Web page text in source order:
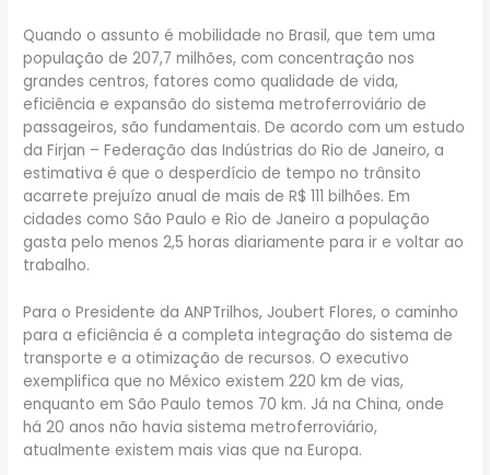
Quando o assunto é mobilidade no Brasil, que tem uma
população de 207,7 milhões, com concentração nos
grandes centros, fatores como qualidade de vida,
eficiência e expansão do sistema metroferroviário de
passageiros, são fundamentais. De acordo com um estudo
da Firjan – Federação das Indústrias do Rio de Janeiro, a
estimativa é que o desperdício de tempo no trânsito
acarrete prejuízo anual de mais de R$ 111 bilhões. Em
cidades como São Paulo e Rio de Janeiro a população
gasta pelo menos 2,5 horas diariamente para ir e voltar ao
trabalho.
Para o Presidente da ANPTrilhos, Joubert Flores, o caminho
para a eficiência é a completa integração do sistema de
transporte e a otimização de recursos. O executivo
exemplifica que no México existem 220 km de vias,
enquanto em São Paulo temos 70 km. Já na China, onde
há 20 anos não havia sistema metroferroviário,
atualmente existem mais vias que na Europa.